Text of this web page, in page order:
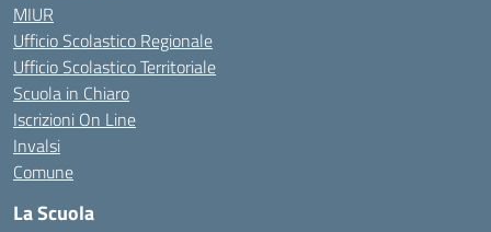
MIUR
Ufficio Scolastico Regionale
Ufficio Scolastico Territoriale
Scuola in Chiaro
Iscrizioni On Line
Invalsi
Comune
La Scuola